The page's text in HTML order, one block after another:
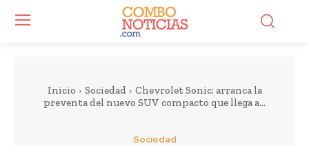
Inicio Sociedad
Chevrolet Sonic: arranca la
preventa del nuevo SUV compacto que llega a...
Sociedad